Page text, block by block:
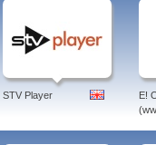
STV Player
E!